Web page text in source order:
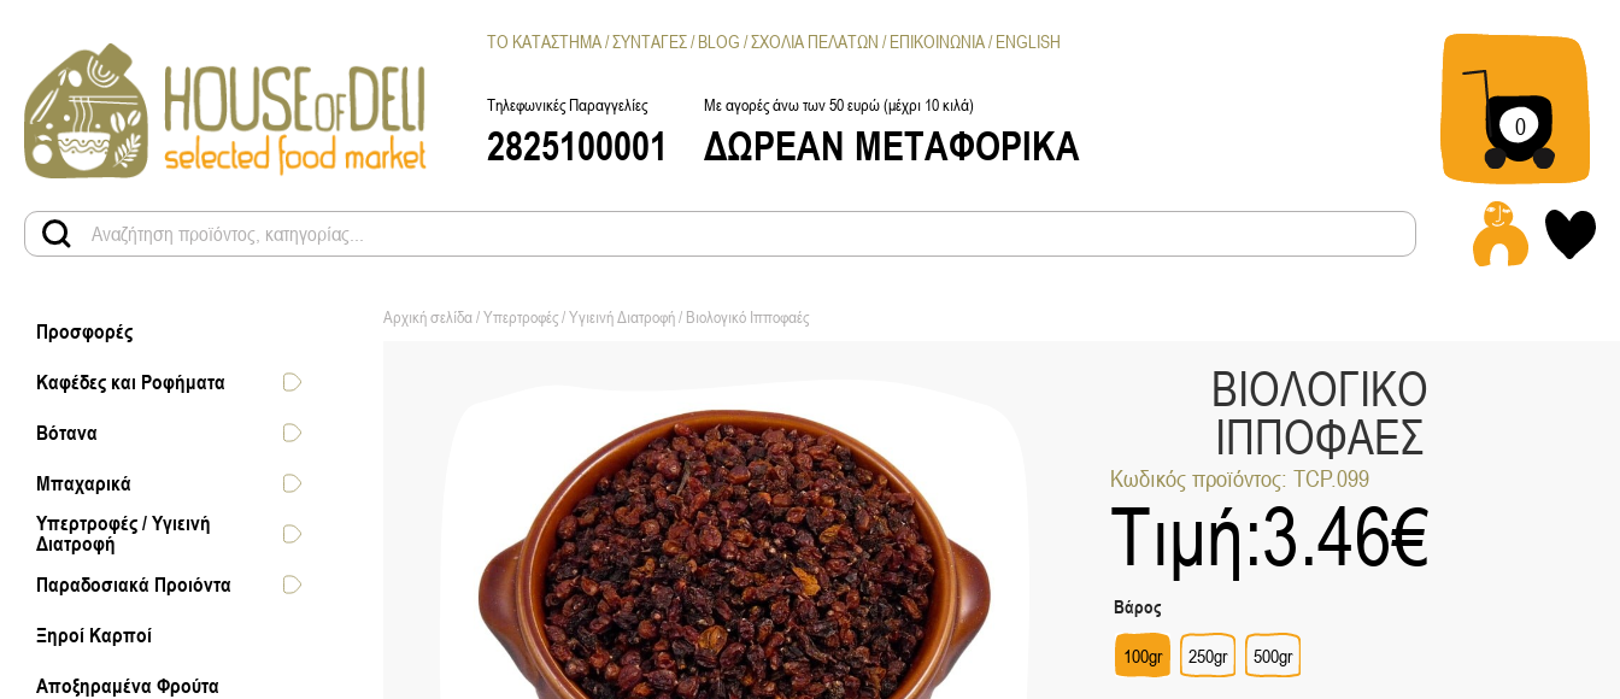
Τηλεφωνικές Παραγγελίες
2825100001
Με αγορές άνω των 50 ευρώ (μέχρι 10 κιλά)
ΔΩΡΕΑΝ ΜΕΤΑΦΟΡΙΚΑ
ΤΟ ΚΑΤΑΣΤΗΜΑ ΣΥΝΤΑΓΕΣ BLOG ΣΧΟΛΙΑ ΠΕΛΑΤΩΝ ΕΠΙΚΟΙΝΩΝΙΑ ENGLISH
0
Προσφορές
Καφέδες και Ροφήματα
Βότανα
Μπαχαρικά
Υπερτροφές / Υγιεινή
Διατροφή
Παραδοσιακά Προιόντα
Ξηροί Καρποί
Αποξηραμένα Φρούτα
Αρχική σελίδα/Υπερτροφές / Υγιεινή Διατροφή/ Βιολογικό Ιπποφαές
ΒΙΟΛΟΓΙΚΟ
ΙΠΠΟΦΑΕΣ
Κωδικός προϊόντος: TCP.099
Τιμή:3.46€
Βάρος
100gr 250gr 500gr